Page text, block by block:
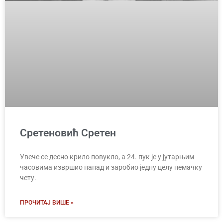
Сретеновић Сретен
Увече се десно крило повукло, а 24. пук је у јутарњим
часовима извршио напад и заробио једну целу немачку
чету.
ПРОЧИТАЈ ВИШЕ »